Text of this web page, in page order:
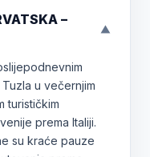
–
▼
u večernjim
turističkim
prema Italiji.
su kraće pauze